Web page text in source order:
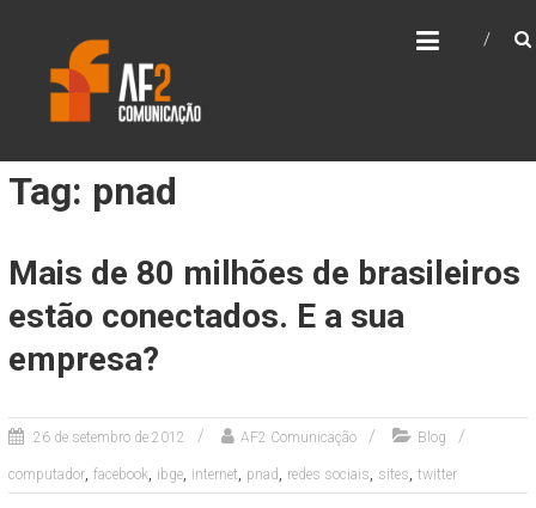
content
Tag: pnad
Mais de 80 milhões de brasileiros
estão conectados. E a sua
empresa?
26 de setembro de 2012 AF2 Comunicação Blog
computador, facebook, ibge, internet, pnad , redes sociais, sites, twitter